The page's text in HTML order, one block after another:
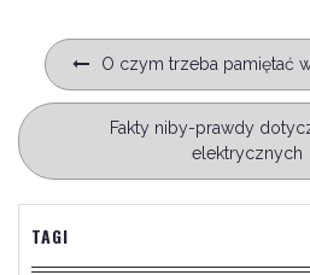
Nawigacja
wpisu
O czym trzeba pamiętać
Fakty niby-prawdy
elektrycznych
TAGI